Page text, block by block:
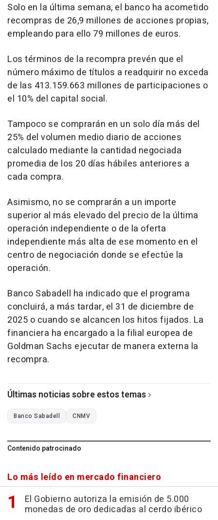
Solo en la última semana, el banco ha acometido
recompras de 26,9 millones de acciones propias,
empleando para ello 79 millones de euros.
Los términos de la recompra prevén que el
número máximo de títulos a readquirir no exceda
de las 413.159.663 millones de participaciones o
el 10% del capital social.
Tampoco se comprarán en un solo día más del
25% del volumen medio diario de acciones
calculado mediante la cantidad negociada
promedia de los 20 días hábiles anteriores a
cada compra.
Asimismo, no se comprarán a un importe
superior al más elevado del precio de la última
operación independiente o de la oferta
independiente más alta de ese momento en el
centro de negociación donde se efectúe la
operación.
Banco Sabadell ha indicado que el programa
concluirá, a más tardar, el 31 de diciembre de
2025 o cuando se alcancen los hitos fijados. La
financiera ha encargado a la filial europea de
Goldman Sachs ejecutar de manera externa la
recompra.
Últimas noticias sobre estos temas
Banco Sabadell CNMV
Contenido patrocinado
Lo más leído en mercado financiero
El Gobierno autoriza la emisión de 5.000
monedas de oro dedicadas al cerdo ibérico